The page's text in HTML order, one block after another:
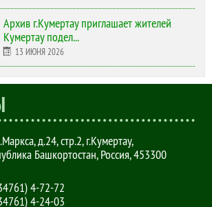
Архив г.Кумертау приглашает жителей
Кумертау подел...
13 ИЮНЯ 2026
д.24, стр.2,г.Кумертау,
Башкортостан, Россия,453300
4-72-72
4-24-03